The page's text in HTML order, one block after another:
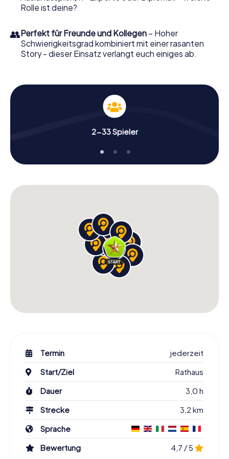
Rolle ist deine?
👥Perfekt für Freunde und Kollegen – Hoher
Schwierigkeitsgrad kombiniert mit einer rasanten
Story - dieser Einsatz verlangt euch einiges ab.
2-33 Spieler
Termin
jederzeit
Start/Ziel
Rathaus
Dauer
3,0 h
Strecke
3,2 km
Sprache
Bewertung
4,7 / 5